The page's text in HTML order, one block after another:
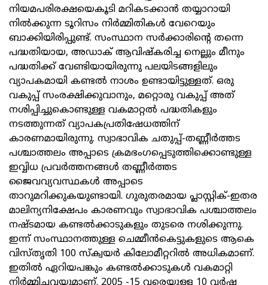
നിയമപരിരക്ഷയെകൂടി മറികടക്കാന്‍ തയ്യാറായി
നില്‍ക്കുന്ന ടൂറിസം നിര്‍മ്മിതികള്‍ വേറെയും
ബാക്കിയിരിപ്പുണ്ട്. സംസ്ഥാന സര്‍ക്കാരിന്റെ തന്നെ
പദ്ധതിയായ, അഡാക് ആവിഷ്കരിച്ച നെല്ലും മീനും
പദ്ധതിക്ക് വേണ്ടിയായിരുന്നു പലയിടങ്ങളിലും
വ്യാപകമായി കണ്ടല്‍ നാശം ഉണ്ടായിട്ടുള്ളത്. ഒരു
വകുപ്പ് സംരക്ഷിക്കുവാനും, മറ്റൊരു വകുപ്പ് അത്
നശിപ്പിച്ചുകൊണ്ടുള്ള വകമാറ്റല്‍ പദ്ധതികളും
നടത്തുന്നത് വ്യാപകപ്രതിഷേധത്തിന്
കാരണമായിരുന്നു. സ്വാഭാവിക ചതുപ്പ്-തണ്ണീര്‍ത്തട
പശ്ചാത്തലം അപ്പാടെ ക്രമഭംഗപ്പെടുത്തിക്കൊണ്ടുള്ള
ഇവ്വിധ പ്രവര്‍ത്തനങ്ങള്‍ തണ്ണീര്‍ത്തട
ജൈവവ്യവസ്ഥകള്‍ അപ്പാടെ
താറുമറിക്കുകയുണ്ടായി. ഗുരുതരമായ പ്ലാസ്റ്റിക്-ഇതര
മാലിന്യനിക്ഷേപം കാരണവും സ്വാഭാവിക പശ്ചാത്തലം
നഷ്ടമായ കണ്ടല്‍ക്കാടുകളും തുടരെ നശിക്കുന്നു.
ഇന്ന് സംസ്ഥാനത്തുള്ള ചെമ്മീന്‍കെട്ടുകളുടെ ആകെ
വിസ്തൃതി 100 സ്ക്വയര്‍ കിലോമീറ്ററില്‍ അധികമാണ്.
ഇതില്‍ ഏറിയപങ്കും കണ്ടല്‍ക്കാടുകള്‍ വകമാറ്റി